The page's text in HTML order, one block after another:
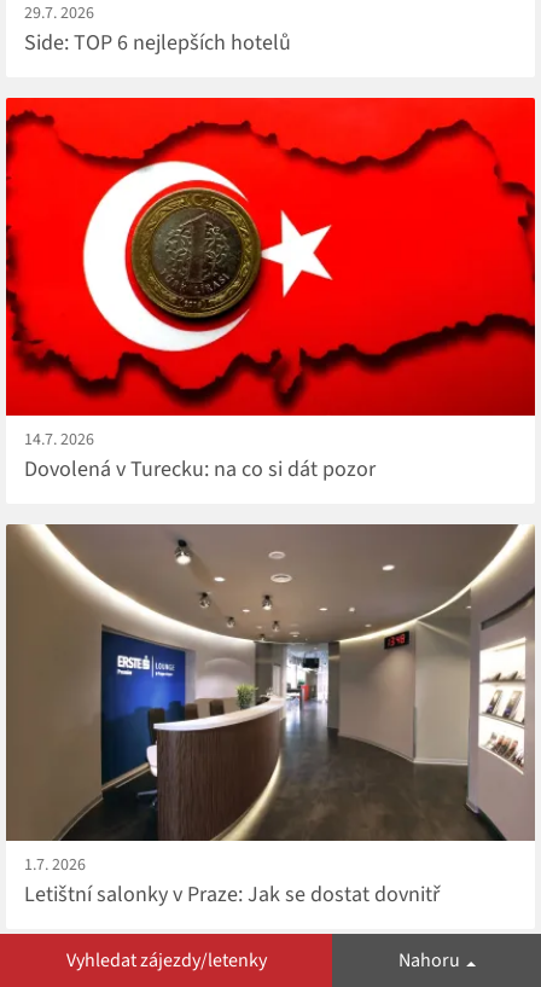
29.7. 2026
Side: TOP 6 nejlepších hotelů
14.7. 2026
Dovolená v Turecku: na co si dát pozor
1.7. 2026
Letištní salonky v Praze: Jak se dostat dovnitř
Vyhledat zájezdy/letenky Nahoru